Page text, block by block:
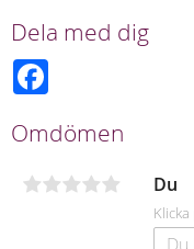
Dela med dig
b
o
k
Omdömen
Du